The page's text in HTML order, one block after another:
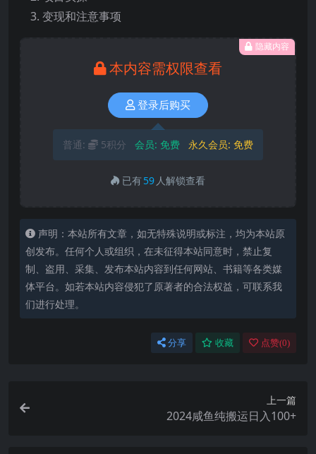
变现和注意事项
隐藏内容
本内容需权限查看
登录后购买
普通: 5积分 会员: 免费 永久会员: 免费
已有59 人解锁查看
声明：本站所有文章，如无特殊说明或标注，均为本站原
创发布。任何个人或组织，在未征得本站同意时，禁止复
制、盗用、采集、发布本站内容到任何网站、书籍等各类媒
体平台。如若本站内容侵犯了原著者的合法权益，可联系我
们进行处理。
分享 收藏 点赞(0)
上一篇
2024咸鱼纯搬运日入100+